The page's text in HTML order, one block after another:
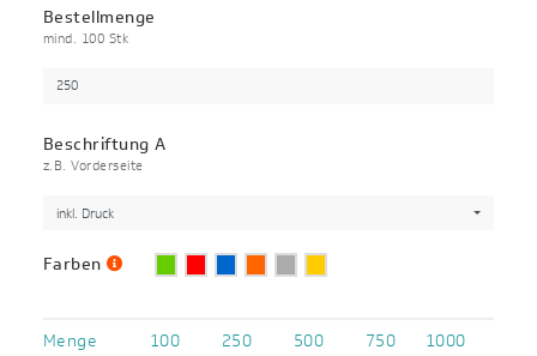
Bestellmenge
mind. 100 Stk
Beschriftung A
z.B. Vorderseite
inkl. Druck
Farben
Menge 100 250 500 750
1000